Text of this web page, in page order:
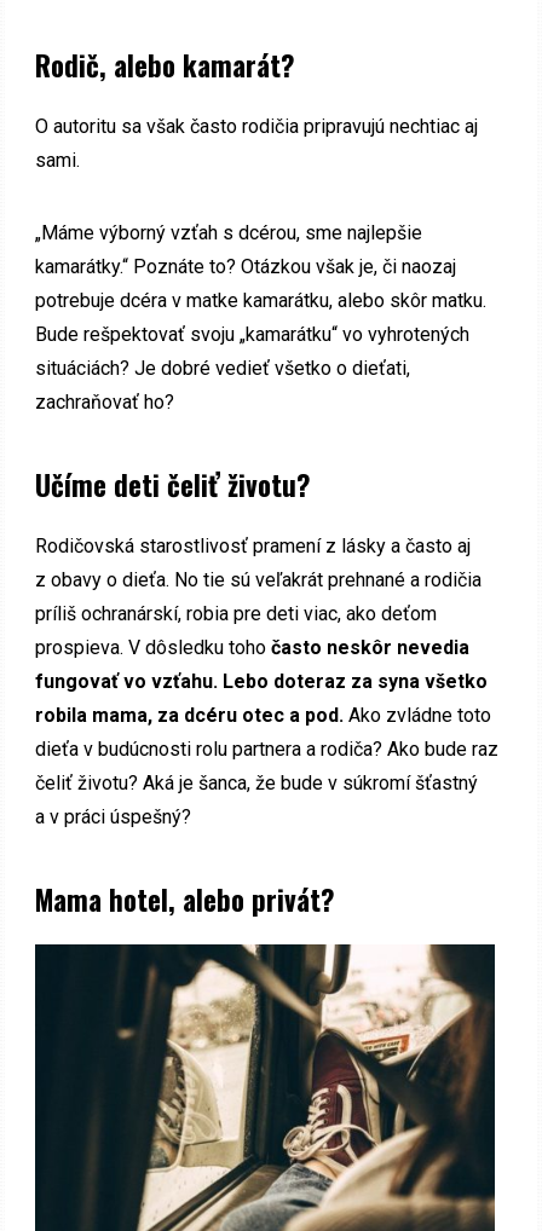
Rodič, alebo kamarát?
O autoritu sa však často rodičia pripravujú nechtiac aj
sami.
„Máme výborný vzťah s dcérou, sme najlepšie
kamarátky.“ Poznáte to? Otázkou však je, či naozaj
potrebuje dcéra v matke kamarátku, alebo skôr matku.
Bude rešpektovať svoju „kamarátku“ vo vyhrotených
situáciách? Je dobré vedieť všetko o dieťati,
zachraňovať ho?
Učíme deti čeliť životu?
Rodičovská starostlivosť pramení z lásky a často aj
z obavy o dieťa. No tie sú veľakrát prehnané a rodičia
príliš ochranárskí, robia pre deti viac, ako deťom
prospieva. V dôsledku tohočasto neskôr nevedia
fungovať vo vzťahu. Lebo doteraz za syna všetko
robila mama, za dcéru otec a pod. Ako zvládne toto
dieťa v budúcnosti rolu partnera a rodiča?Ako bude raz
čeliť životu? Aká je šanca, že bude v súkromí šťastný
a v práci úspešný?
Mama hotel, alebo privát?